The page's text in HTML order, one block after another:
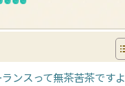
ンスって無茶苦茶ですよ